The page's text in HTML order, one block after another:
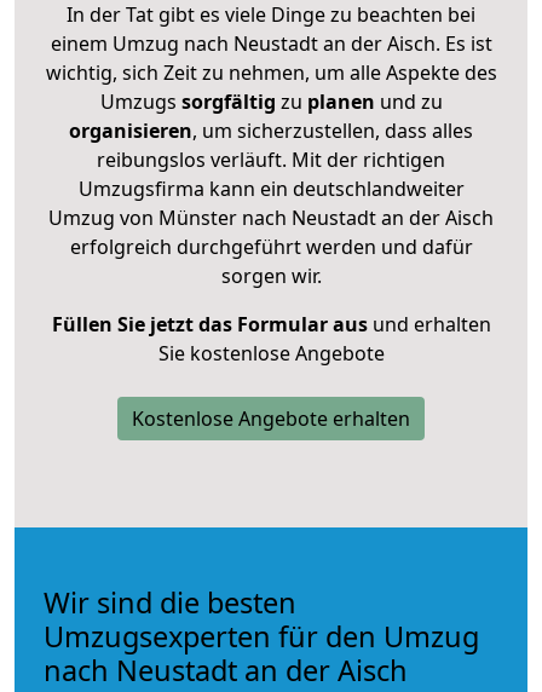
In der Tat gibt es viele Dinge zu beachten bei
einem Umzug nach Neustadt an der Aisch. Es ist
wichtig, sich Zeit zu nehmen, um alle Aspekte des
Umzugs sorgfältig zu planen und zu
organisieren, um sicherzustellen, dass alles
reibungslos verläuft. Mit der richtigen
Umzugsfirma kann ein deutschlandweiter
Umzug von Münster nach Neustadt an der Aisch
erfolgreich durchgeführt werden und dafür
sorgen wir.
Füllen Sie jetzt das Formular ausund erhalten
Sie kostenlose Angebote
Kostenlose Angebote erhalten
Wir sind die besten
Umzugsexperten für den Umzug
nach Neustadt an der Aisch